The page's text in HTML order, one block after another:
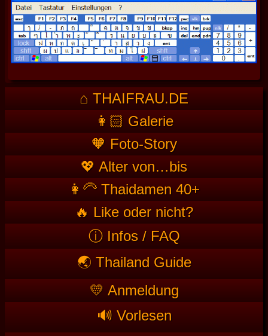
⌂ THAIFRAU.DE
👩🏻 Galerie
🧡 Foto-Story
💖 Alter von…bis
👩‍🦳 Thaidamen 40+
🔥 Like oder nicht?
ⓘ Infos / FAQ
🌏 Thailand Guide
💛 Anmeldung
🔊 Vorlesen